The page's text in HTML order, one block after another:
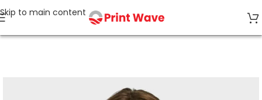
Skip to main content